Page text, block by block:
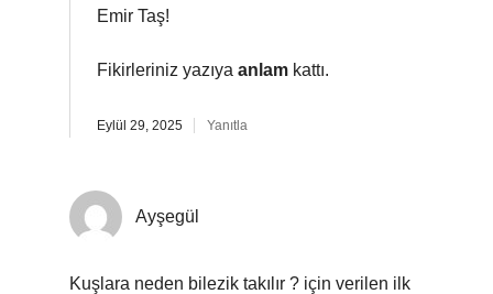
Emir Taş!
Fikirleriniz yazıya anlam kattı.
Eylül 29, 2025 Yanıtla
Ayşegül
Kuşlara neden bilezik takılır ? için verilen ilk